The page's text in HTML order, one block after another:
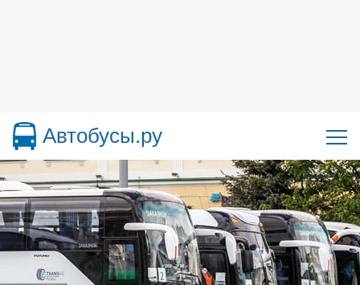
Автобусы.ру